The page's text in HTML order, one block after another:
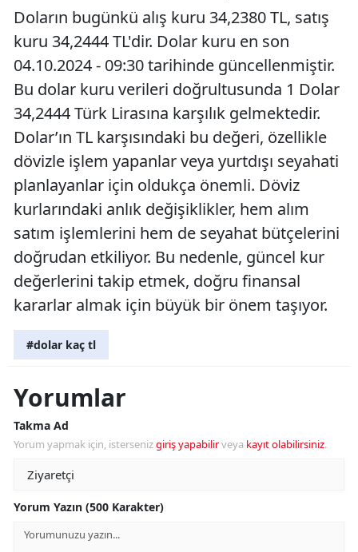
Doların bugünkü alış kuru 34,2380 TL, satış
kuru 34,2444 TL'dir. Dolar kuru en son
04.10.2024 - 09:30 tarihinde güncellenmiştir.
Bu dolar kuru verileri doğrultusunda 1 Dolar
34,2444 Türk Lirasına karşılık gelmektedir.
Dolar’ın TL karşısındaki bu değeri, özellikle
dövizle işlem yapanlar veya yurtdışı seyahati
planlayanlar için oldukça önemli. Döviz
kurlarındaki anlık değişiklikler, hem alım
satım işlemlerini hem de seyahat bütçelerini
doğrudan etkiliyor. Bu nedenle, güncel kur
değerlerini takip etmek, doğru finansal
kararlar almak için büyük bir önem taşıyor.
#dolar kaç tl
Yorumlar
Takma Ad
Yorum yapmak için, istersenizgiriş yapabilirveya kayıt olabilirsiniz.
Yorum Yazın (500 Karakter)